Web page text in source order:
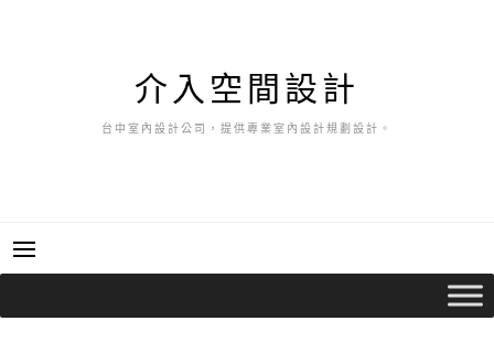
介入空間設計
台中室內設計公司，提供專業室內設計規劃設計。